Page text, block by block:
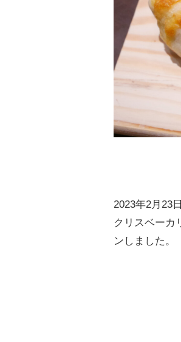
2023年2月23
クリスベーカ
ンしました。